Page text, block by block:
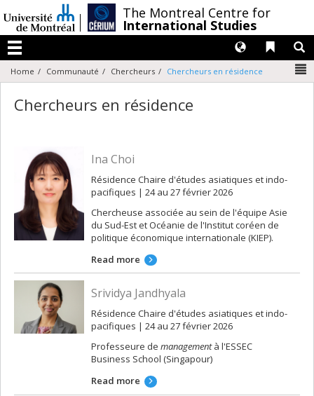
au
contenu
The Montreal Centre for
International Studies
Menu
Liens
Langues
Home Communauté Chercheurs Chercheurs en résidence
Chercheurs en résidence
Ina Choi
Résidence Chaire d'études asiatiques et indo-
pacifiques | 24 au 27 février 2026
Chercheuse associée au sein de l'équipe Asie
du Sud-Est et Océanie de l'Institut coréen de
politique économique internationale (KIEP).
Read more
Srividya Jandhyala
Résidence Chaire d'études asiatiques et indo-
pacifiques | 24 au 27 février 2026
Professeure demanagementà l'ESSEC
Business School (Singapour)
Read more